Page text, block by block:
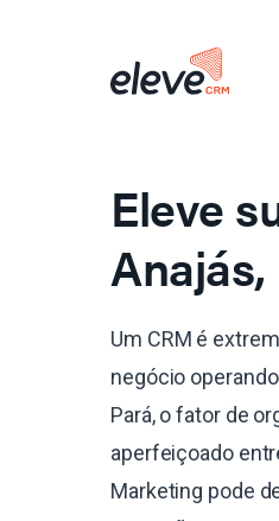
Eleve
Anajás,
Um CRM é
negócio
Pará, o fator de
aperfeiçoado
Marketing pode